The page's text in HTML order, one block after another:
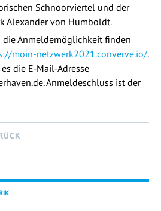
Schnoorviertel und der
Alexander von Humboldt.
Anmeldemöglichkeit finden
moin-netzwerk2021.converve.io/.
die E‐Mail‐Adresse
Anmeldeschluss ist der